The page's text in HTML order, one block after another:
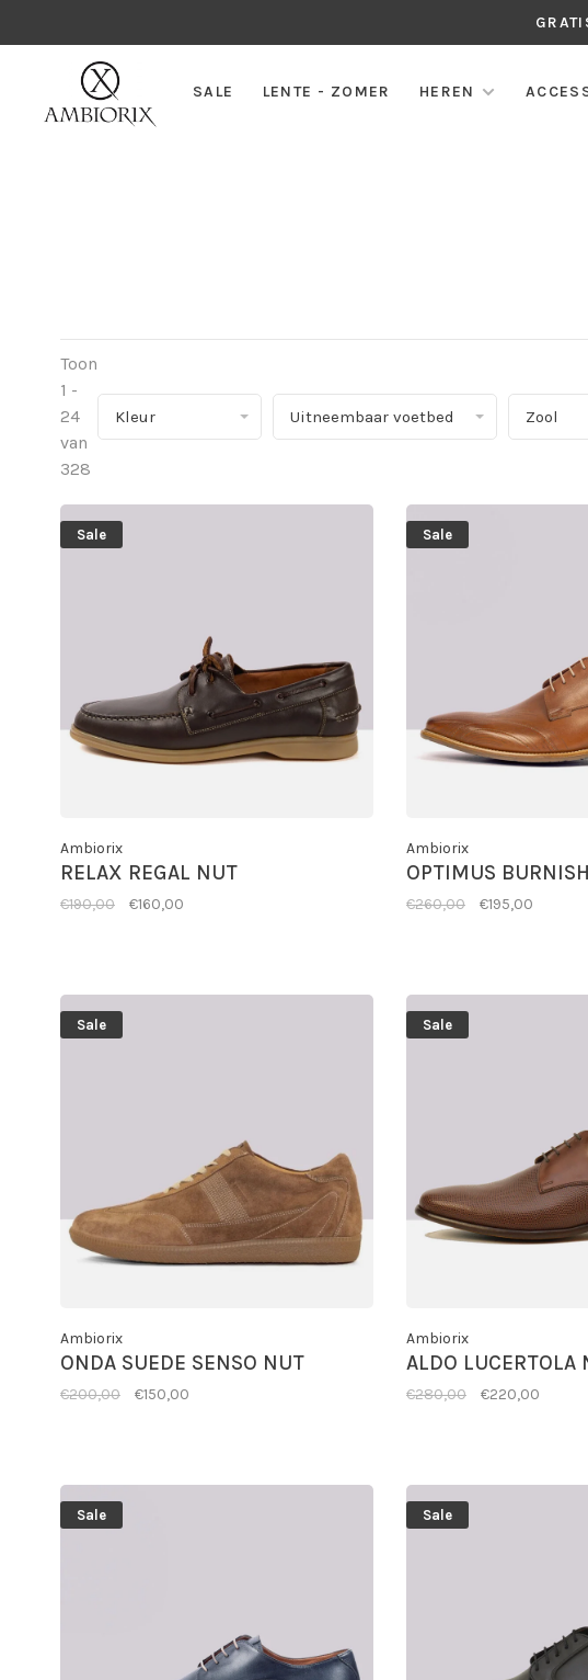
SALE LENTE - ZOMER HEREN
Toon
1 -
24
van
328
Kleur Uitneembaar voetbed Zool
Sale
Ambiorix
RELAX REGAL NUT
€190,00 €160,00
Sale
Ambiorix
OPTIMUS
€260,00 €195,00
Sale
Ambiorix
ONDA SUEDE SENSO NUT
€200,00 €150,00
Sale
Ambiorix
ALDO LUCERTOLA
€280,00 €220,00
Sale Sale